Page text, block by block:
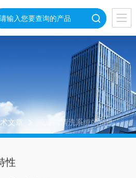
文章 酸逆流清洗系统的特性
性